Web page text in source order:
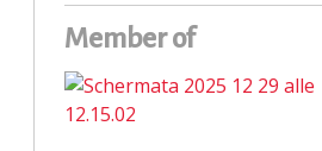
Member of